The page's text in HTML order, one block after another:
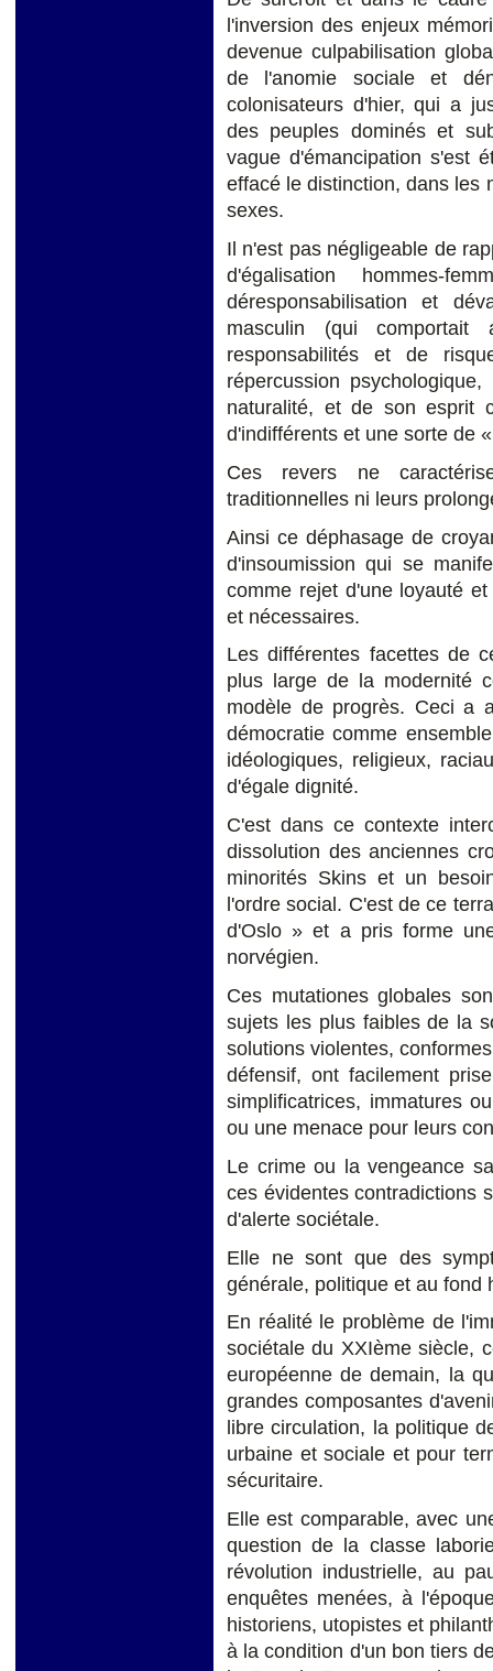
l'inversion des enjeux
devenue culpabilisation
de l'anomie sociale et
colonisateurs d'hier, qui a
des peuples dominés et
vague d'émancipation s'est
effacé le distinction, dans les
sexes.
Il n'est pas négligeable de
d'égalisation hommes-
déresponsabilisation et
masculin (qui comportait
responsabilités et de
répercussion
naturalité, et de son esprit
d'indifférents et une sorte de
Ces revers ne
traditionnelles ni leurs
Ainsi ce déphasage de
d'insoumission qui se
comme rejet d'une loyauté
et nécessaires.
Les différentes facettes de
plus large de la modernité
modèle de progrès. Ceci a
démocratie comme
idéologiques, religieux,
d'égale dignité.
C'est dans ce contexte
dissolution des anciennes
minorités Skins et un
l'ordre social. C'est de ce
d'Oslo » et a pris forme
norvégien.
Ces mutationes globales
sujets les plus faibles de la
solutions violentes,
défensif, ont facilement
simplificatrices, immatures
ou une menace pour leurs
Le crime ou la vengeance
ces évidentes contradictions
d'alerte sociétale.
Elle ne sont que des
générale, politique et au fond
En réalité le problème de
sociétale du XXIème siècle,
européenne de demain, la
grandes composantes
libre circulation, la politique
urbaine et sociale et pour
sécuritaire.
Elle est comparable, avec
question de la classe
révolution industrielle, au
enquêtes menées, à
historiens, utopistes et
à la condition d'un bon tiers